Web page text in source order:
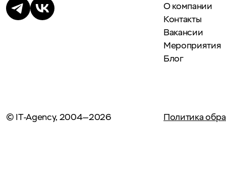
О компании
Контакты
Вакансии
Мероприятия
Блог
© IT-Agency, 2004—2026 Политика